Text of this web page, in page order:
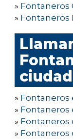
» Fontaneros
» Fontaneros
ciudad
» Fontaneros
» Fontaneros
» Fontaneros
» Fontaneros